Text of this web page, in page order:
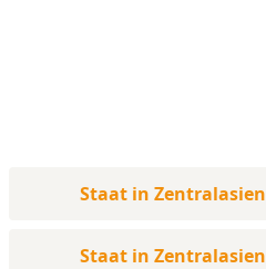
Staat in Zentralasien
Staat in Zentralasien